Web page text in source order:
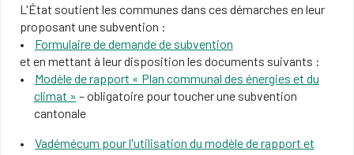
L'État soutient les communes dans ces démarches en leur
proposant une subvention :
Formulaire de demande de subvention
et en mettant à leur disposition les documents suivants :
Modèle de rapport « Plan communal des énergies et du
climat » – obligatoire pour toucher une subvention
cantonale
Vadémécum pour l'utilisation du modèle de rapport et